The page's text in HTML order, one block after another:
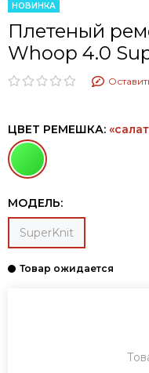
НОВИНКА
Плетеный
Whoop 4.0
ЦВЕТ РЕМЕШКА:
МОДЕЛЬ:
SuperKnit